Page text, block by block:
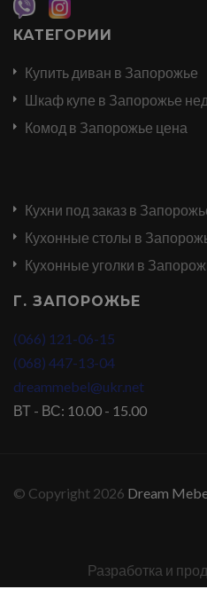
КАТЕГОРИИ
Купить диван в Запорожье
Шкаф купе в Запорожье
Комод в Запорожье цена
Кухни под заказ в
Кухонные столы в
Кухонные уголки в
Г. ЗАПОРОЖЬЕ
(066) 121-06-15
(068) 447-13-04
dreammebel@ukr.net
ВТ - ВС: 10.00 - 15.00
© Copyright 2026 Dream
Разработка и